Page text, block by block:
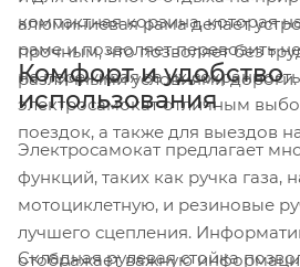
алюминиевая рама делает
прочным, что позволяет без
различными условиями дороги.
компактная корзина, которая
раме и позволяет перевозить
не переживая за их
электросамокат отличным
поездок, а также для выездов
Комфорт и удобство
использования
Электросамокат предлагает
функций, таких как ручка
мотоциклетную, и резиновые
лучшего сцепления.
отображает важную
Складная рулевая стойка